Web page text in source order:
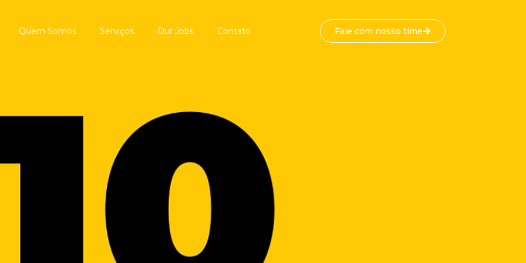
Quem Somos Serviços Our Jobs Contato Fale com nosso time